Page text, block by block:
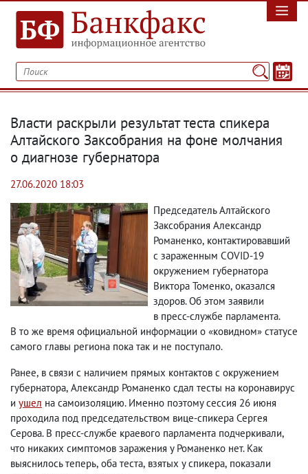
Власти раскрыли результат теста спикера
Алтайского Заксобрания на фоне молчания
о диагнозе губернатора
27.06.2020 18:03
Председатель Алтайского
Заксобрания Александр
Романенко, контактировавший
с зараженным COVID-19
окружением губернатора
Виктора Томенко, оказался
здоров. Об этом заявили
в пресс-службе парламента.
В то же время официальной информации о «ковидном» статусе
самого главы региона пока так и не поступало.
Ранее, в связи с наличием прямых контактов с окружением
губернатора, Александр Романенко сдал тесты на коронавирус
и ушел на самоизоляцию. Именно поэтому сессия 26 июня
проходила под председательством вице-спикера Сергея
Серова. В пресс-службе краевого парламента подчеркивали,
что никаких симптомов заражения у Романенко нет. Как
выяснилось теперь, оба теста, взятых у спикера, показали